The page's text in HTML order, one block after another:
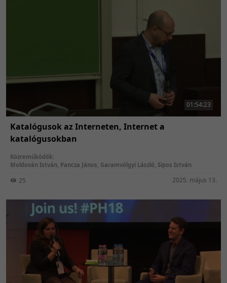
01:54:23
Katalógusok az Interneten, Internet a
katalógusokban
Közreműködők:
Moldován István Pancza János Garamvölgyi László Sipos István
25 2025. május 13.